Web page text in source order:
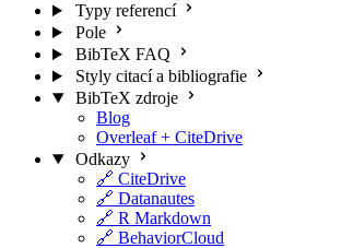
Typy referencí
Pole
BibTeX FAQ
Styly citací a bibliografie
BibTeX zdroje
Blog
Overleaf + CiteDrive
Odkazy
🔗 CiteDrive
🔗 Datanautes
🔗 R Markdown
🔗 BehaviorCloud